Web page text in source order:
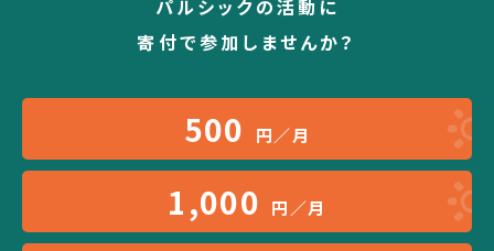
パルシックの活動に
寄付で参加しませんか？
500 円／月
1,000 円／月